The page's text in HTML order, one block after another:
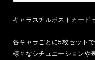
キャラスチルポストカード
各キャラごとに5枚セットで
様々なシチュエーションや